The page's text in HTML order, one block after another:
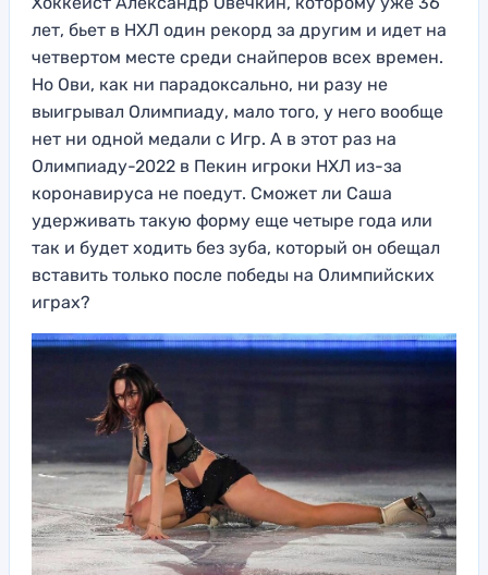
лет, бьет в НХЛ один рекорд за другим и идет на
четвертом месте среди снайперов всех времен.
Но Ови, как ни парадоксально, ни разу не
выигрывал Олимпиаду, мало того, у него вообще
нет ни одной медали с Игр. А в этот раз на
Олимпиаду-2022 в Пекин игроки НХЛ из-за
коронавируса не поедут. Сможет ли Саша
удерживать такую форму еще четыре года или
так и будет ходить без зуба, который он обещал
вставить только после победы на Олимпийских
играх?